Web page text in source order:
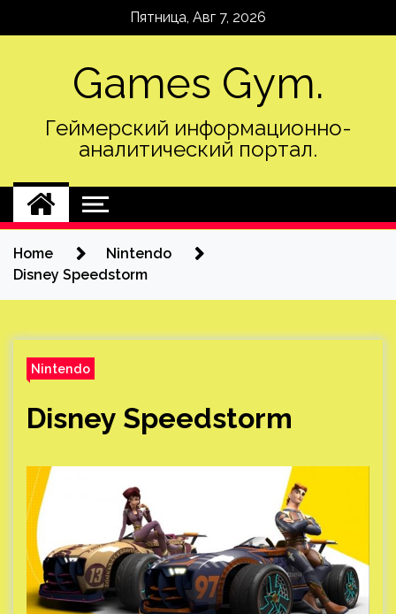
Пятница, Авг 7, 2026
Games Gym.
Геймерский информационно-
аналитический портал.
Home
Nintendo
Disney Speedstorm
Nintendo
Disney Speedstorm